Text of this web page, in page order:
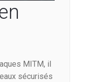
MITM, il
sécurisés